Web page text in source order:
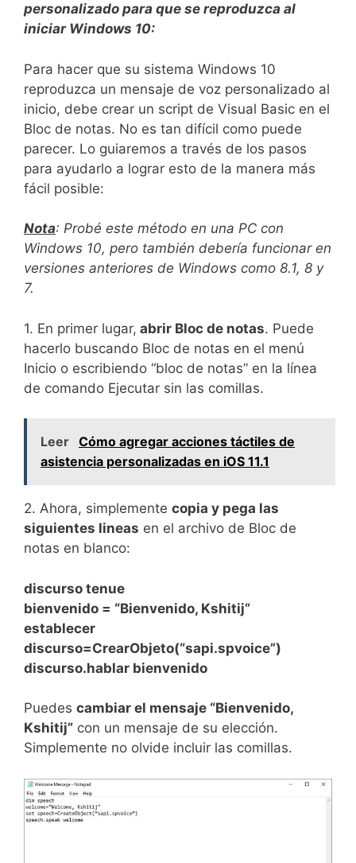
personalizado para que se reproduzca al
iniciar Windows 10:
Para hacer que su sistema Windows 10
reproduzca un mensaje de voz personalizado al
inicio, debe crear un script de Visual Basic en el
Bloc de notas. No es tan difícil como puede
parecer. Lo guiaremos a través de los pasos
para ayudarlo a lograr esto de la manera más
fácil posible:
Nota: Probé este método en una PC con
Windows 10, pero también debería funcionar en
versiones anteriores de Windows como 8.1, 8 y
7.
1. En primer lugar, abrir Bloc de notas. Puede
hacerlo buscando Bloc de notas en el menú
Inicio o escribiendo “bloc de notas” en la línea
de comando Ejecutar sin las comillas.
Leer Cómo agregar acciones táctiles de
asistencia personalizadas en iOS 11.1
2. Ahora, simplemente copia y pega las
siguientes lineas en el archivo de Bloc de
notas en blanco:
discurso tenue
bienvenido = “Bienvenido, Kshitij”
establecer
discurso=CrearObjeto(“sapi.spvoice”)
discurso.hablar bienvenido
Puedes cambiar el mensaje “Bienvenido,
Kshitij” con un mensaje de su elección.
Simplemente no olvide incluir las comillas.